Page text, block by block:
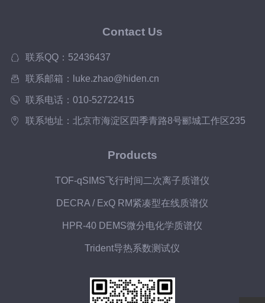
Contact Us
联系QQ：52436437
联系邮箱：luke.zhao@hiden.cn
联系电话：010-52722415
联系地址：北京市海淀区四季青路8号郦城工作区235
Products
TOF-qSIMS飞行时间二次离子质谱仪
DECRA / ExQ RM紧凑型在线质谱仪
HPR-40 DEMS微分电化学质谱仪
Trident导热系数测试仪